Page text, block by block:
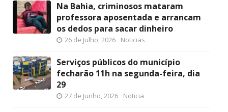
Na Bahia, criminosos mataram
professora aposentada e arrancam
os dedos para sacar dinheiro
26 de Julho, 2026 Noticias
Serviços públicos do município
fecharão 11h na segunda-feira, dia
29
27 de Junho, 2026 Noticia